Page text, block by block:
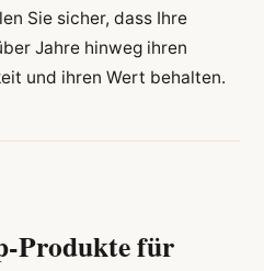
Sie sicher, dass Ihre
Jahre hinweg ihren
und ihren Wert behalten.
Produkte für